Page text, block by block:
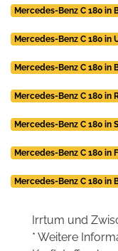
Mercedes-Benz C 180 in
Mercedes-Benz C 180 in
Mercedes-Benz C 180 in
Mercedes-Benz C 180 in
Mercedes-Benz C 180 in
Mercedes-Benz C 180 in
Mercedes-Benz C 180 in
Irrtum und
* Weitere